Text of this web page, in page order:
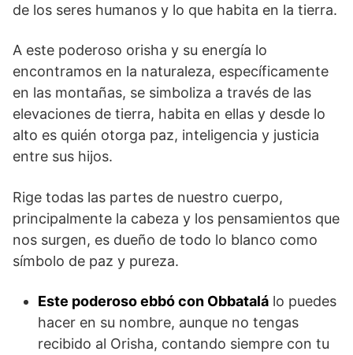
de los seres humanos y lo que habita en la tierra.
A este poderoso orisha y su energía lo
encontramos en la naturaleza, específicamente
en las montañas, se simboliza a través de las
elevaciones de tierra, habita en ellas y desde lo
alto es quién otorga paz, inteligencia y justicia
entre sus hijos.
Rige todas las partes de nuestro cuerpo,
principalmente la cabeza y los pensamientos que
nos surgen, es dueño de todo lo blanco como
símbolo de paz y pureza.
Este poderoso ebbó con Obbatalá lo puedes
hacer en su nombre, aunque no tengas
recibido al Orisha, contando siempre con tu